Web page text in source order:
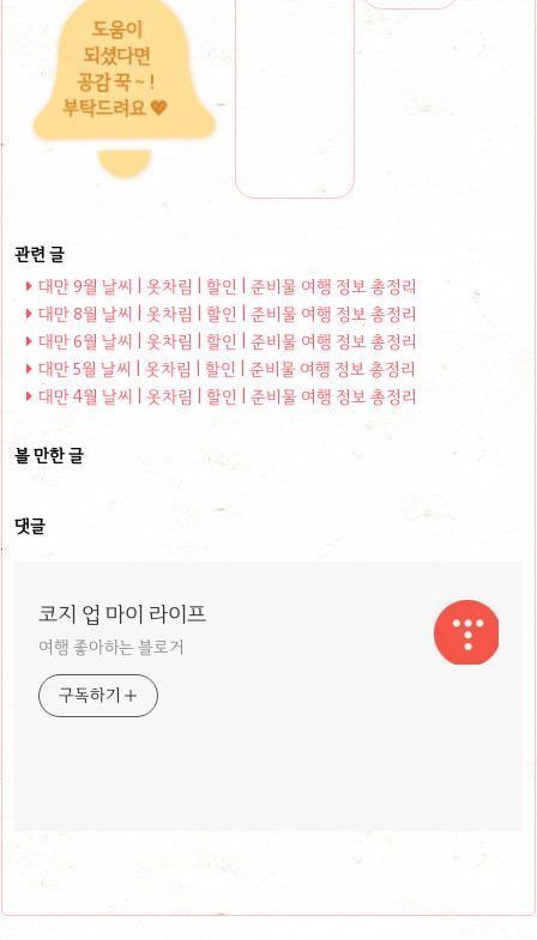
도움이
되셨다면
공감 꾹 ~ !
부탁드려요 💖
대만 9월 날씨 | 옷차림 | 할인 | 준비물 여행 정보 총정리
대만 8월 날씨 | 옷차림 | 할인 | 준비물 여행 정보 총정리
대만 6월 날씨 | 옷차림 | 할인 | 준비물 여행 정보 총정리
대만 5월 날씨 | 옷차림 | 할인 | 준비물 여행 정보 총정리
대만 4월 날씨 | 옷차림 | 할인 | 준비물 여행 정보 총정리
볼 만한 글
댓글
코지 업 마이 라이프
여행 좋아하는 블로거
구독하기